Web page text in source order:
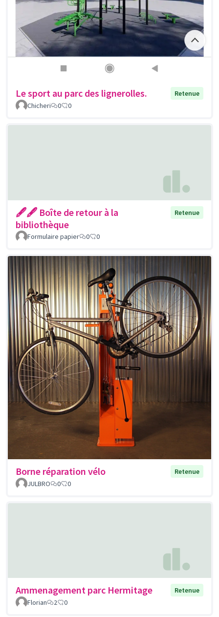
Le sport au parc des lignerolles.
Retenue
Chicheri
0 0
🖋🖋 Boîte de retour à la
bibliothèque
Retenue
Formulaire papier 0 0
Borne réparation vélo
Retenue
JULBRO
0 0
Ammenagement parc Hermitage
Retenue
Florian
2 0